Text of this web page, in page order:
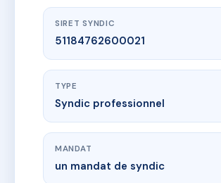
SIRET SYNDIC
51184762600021
TYPE
Syndic professionnel
MANDAT
un mandat de syndic